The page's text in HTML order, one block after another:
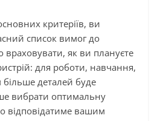
критеріїв, ви
список вимог до
як ви плануєте
для роботи, навчання,
деталей буде
вибрати оптимальну
відповідатиме вашим